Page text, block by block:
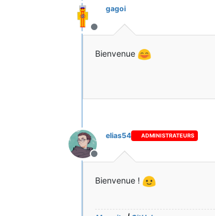
Hors-ligne
gagoi
Bienvenue
Hors-ligne
elias54 ADMINISTRATEURS
Bienvenue !